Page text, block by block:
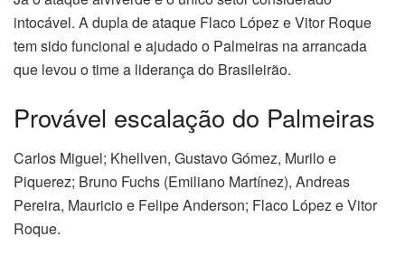
intocável. A dupla de ataque Flaco López e Vitor Roque
tem sido funcional e ajudado o Palmeiras na arrancada
que levou o time a liderança do Brasileirão.
Provável escalação do Palmeiras
Carlos Miguel; Khellven, Gustavo Gómez, Murilo e
Piquerez; Bruno Fuchs (Emiliano Martínez), Andreas
Pereira, Mauricio e Felipe Anderson; Flaco López e Vitor
Roque.